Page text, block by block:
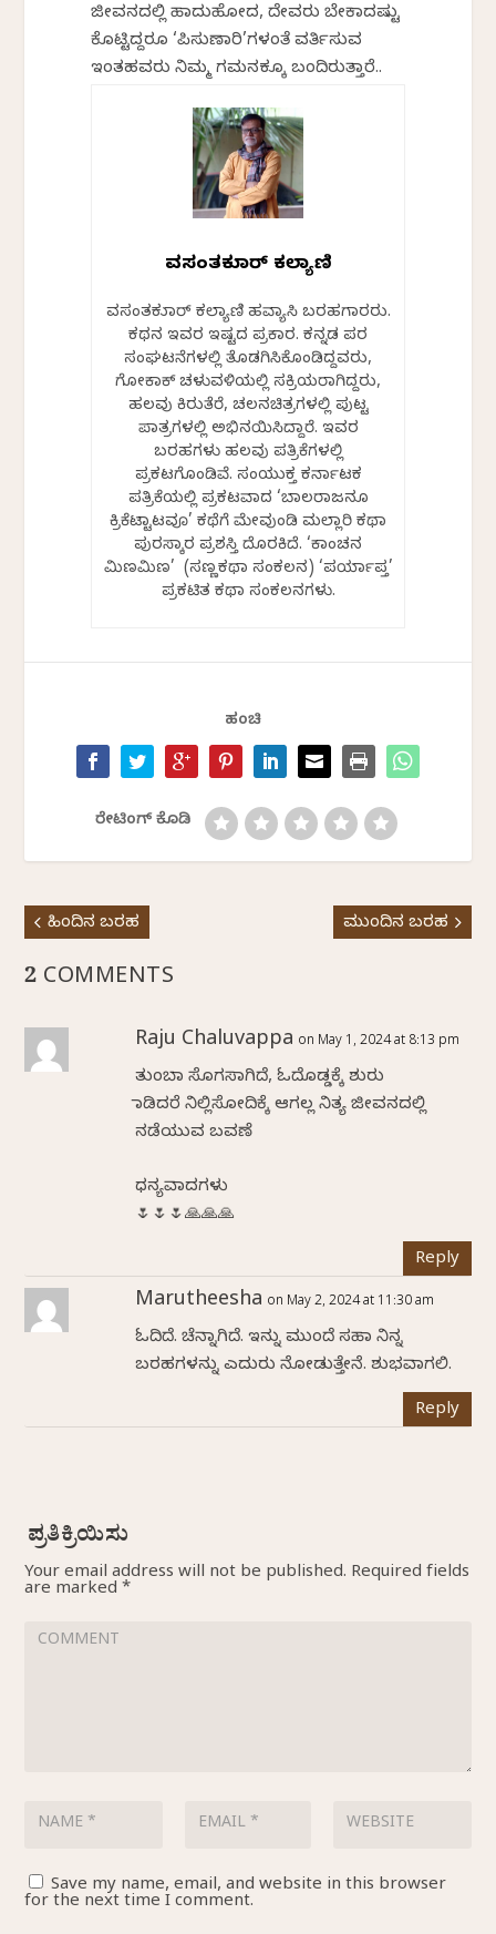
ಜೀವನದಲ್ಲಿ ಹಾದುಹೋದ, ದೇವರು ಬೇಕಾದಷ್ಟು
ಕೊಟ್ಟಿದ್ದರೂ ‘ಪಿಸುಣಾರಿ’ಗಳಂತೆ ವರ್ತಿಸುವ
ಇಂತಹವರು ನಿಮ್ಮ ಗಮನಕ್ಕೂ ಬಂದಿರುತ್ತಾರೆ..
ವಸಂತಕುಮಾರ್‌ ಕಲ್ಯಾಣಿ
ವಸಂತಕುಮಾರ್‌ ಕಲ್ಯಾಣಿ ಹವ್ಯಾಸಿ ಬರಹಗಾರರು.
ಕಥನ ಇವರ ಇಷ್ಟದ ಪ್ರಕಾರ. ಕನ್ನಡ ಪರ
ಸಂಘಟನೆಗಳಲ್ಲಿ ತೊಡಗಿಸಿಕೊಂಡಿದ್ದವರು,
ಗೋಕಾಕ್ ಚಳುವಳಿಯಲ್ಲಿ ಸಕ್ರಿಯರಾಗಿದ್ದರು,
ಹಲವು ಕಿರುತೆರೆ, ಚಲನಚಿತ್ರಗಳಲ್ಲಿ ಪುಟ್ಟ
ಪಾತ್ರಗಳಲ್ಲಿ ಅಭಿನಯಿಸಿದ್ದಾರೆ. ಇವರ
ಬರಹಗಳು ಹಲವು ಪತ್ರಿಕೆಗಳಲ್ಲಿ
ಪ್ರಕಟಗೊಂಡಿವೆ. ಸಂಯುಕ್ತ ಕರ್ನಾಟಕ
ಪತ್ರಿಕೆಯಲ್ಲಿ ಪ್ರಕಟವಾದ ‘ಬಾಲರಾಜನೂ
ಕ್ರಿಕೆಟ್ಟಾಟವೂ’ ಕಥೆಗೆ ಮೇವುಂಡಿ ಮಲ್ಲಾರಿ ಕಥಾ
ಪುರಸ್ಕಾರ ಪ್ರಶಸ್ತಿ ದೊರಕಿದೆ. ‘ಕಾಂಚನ
ಮಿಣಮಿಣ’ (ಸಣ್ಣಕಥಾ ಸಂಕಲನ) ‘ಪರ್ಯಾಪ್ತ’
ಪ್ರಕಟಿತ ಕಥಾ ಸಂಕಲನಗಳು.
ಹಂಚಿ
ರೇಟಿಂಗ್ ಕೊಡಿ
ಹಿಂದಿನ ಬರಹ ಮುಂದಿನ ಬರಹ
2 COMMENTS
Raju Chaluvappa on May 1, 2024 at 8:13 pm
ತುಂಬಾ ಸೊಗಸಾಗಿದೆ, ಓದೊಡ್ಡಕ್ಕೆ ಶುರು
ಮಾಡಿದರೆ ನಿಲ್ಲಿಸೋದಿಕ್ಕೆ ಆಗಲ್ಲ ನಿತ್ಯ ಜೀವನದಲ್ಲಿ
ನಡೆಯುವ ಬವಣೆ
ಧನ್ಯವಾದಗಳು
🌷🌷🌷🙏🙏🙏
Reply
Marutheesha on May 2, 2024 at 11:30 am
ಓದಿದೆ. ಚೆನ್ನಾಗಿದೆ. ಇನ್ನು ಮುಂದೆ ಸಹಾ ನಿನ್ನ
ಬರಹಗಳನ್ನು ಎದುರು ನೋಡುತ್ತೇನೆ. ಶುಭವಾಗಲಿ.
Reply
Your email address will not be published. Required fields
are marked *
Save my name, email, and website in this browser
for the next time I comment.